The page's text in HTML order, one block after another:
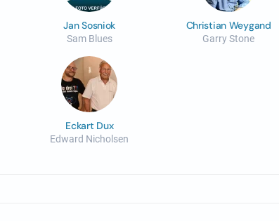
Jan Sosniok
Sam Blues
Christian Weygand
Garry Stone
Eckart Dux
Edward Nicholsen